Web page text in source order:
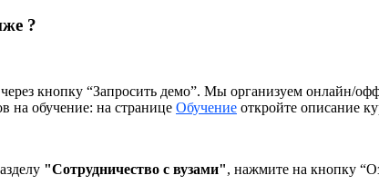
?
через кнопку “Запросить демо”. Мы организуем онлайн/
на обучение: на странице Обучение откройте описание
"Сотрудничество с вузами", нажмите на кнопку